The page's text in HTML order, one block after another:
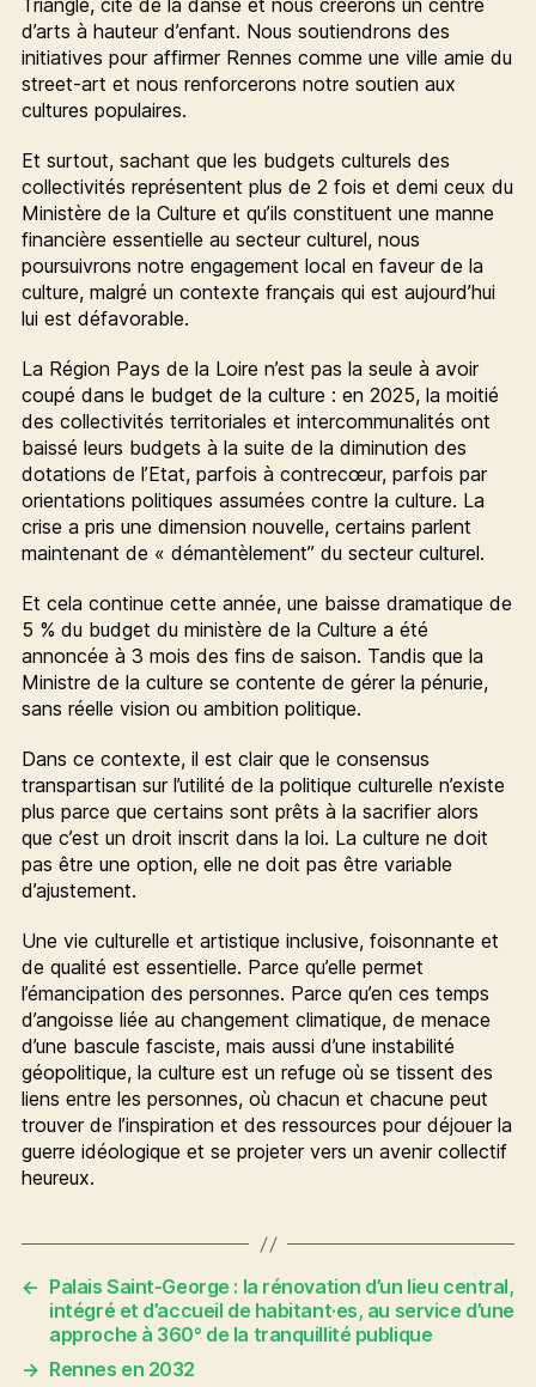
Triangle, cité de la danse et nous créerons un centre
d’arts à hauteur d’enfant. Nous soutiendrons des
initiatives pour affirmer Rennes comme une ville amie du
street-art et nous renforcerons notre soutien aux
cultures populaires.
Et surtout, sachant que les budgets culturels des
collectivités représentent plus de 2 fois et demi ceux du
Ministère de la Culture et qu’ils constituent une manne
financière essentielle au secteur culturel, nous
poursuivrons notre engagement local en faveur de la
culture, malgré un contexte français qui est aujourd’hui
lui est défavorable.
La Région Pays de la Loire n’est pas la seule à avoir
coupé dans le budget de la culture : en 2025, la moitié
des collectivités territoriales et intercommunalités ont
baissé leurs budgets à la suite de la diminution des
dotations de l’Etat, parfois à contrecœur, parfois par
orientations politiques assumées contre la culture. La
crise a pris une dimension nouvelle, certains parlent
maintenant de « démantèlement” du secteur culturel.
Et cela continue cette année, une baisse dramatique de
5 % du budget du ministère de la Culture a été
annoncée à 3 mois des fins de saison. Tandis que la
Ministre de la culture se contente de gérer la pénurie,
sans réelle vision ou ambition politique.
Dans ce contexte, il est clair que le consensus
transpartisan sur l’utilité de la politique culturelle n’existe
plus parce que certains sont prêts à la sacrifier alors
que c’est un droit inscrit dans la loi. La culture ne doit
pas être une option, elle ne doit pas être variable
d’ajustement.
Une vie culturelle et artistique inclusive, foisonnante et
de qualité est essentielle. Parce qu’elle permet
l’émancipation des personnes. Parce qu’en ces temps
d’angoisse liée au changement climatique, de menace
d’une bascule fasciste, mais aussi d’une instabilité
géopolitique, la culture est un refuge où se tissent des
liens entre les personnes, où chacun et chacune peut
trouver de l’inspiration et des ressources pour déjouer la
guerre idéologique et se projeter vers un avenir collectif
heureux.
← Palais Saint-George : la rénovation d’un lieu central,
intégré et d’accueil de habitant·es, au service d’une
approche à 360° de la tranquillité publique
→ Rennes en 2032